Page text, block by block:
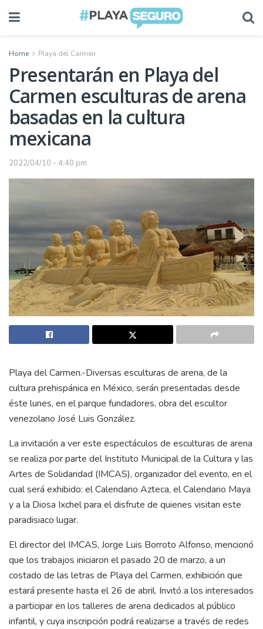
Home Playa del Carmen
Presentarán en Playa del
Carmen esculturas de arena
basadas en la cultura
mexicana
2022/04/10 - 4:40 pm
Playa del Carmen.-Diversas esculturas de arena, de la
cultura prehispánica en México, serán presentadas desde
éste lunes, en el parque fundadores, obra del escultor
venezolano José Luis González.
La invitación a ver este espectáculos de esculturas de arena
se realiza por parte del Instituto Municipal de la Cultura y las
Artes de Solidaridad (IMCAS), organizador del evento, en el
cual será exhibido: el Calendario Azteca, el Calendario Maya
y a la Diosa Ixchel para el disfrute de quienes visitan este
paradisiaco lugar.
El director del IMCAS, Jorge Luis Borroto Alfonso, mencionó
que los trabajos iniciaron el pasado 20 de marzo, a un
costado de las letras de Playa del Carmen, exhibición que
estará presente hasta el 26 de abril. Invitó a los interesados
a participar en los talleres de arena dedicados al público
infantil, y cuya inscripción podrá realizarse a través de redes